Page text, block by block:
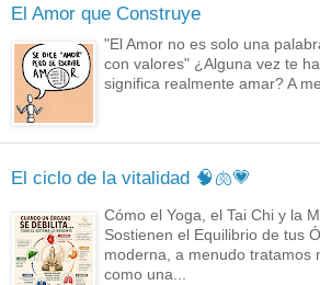
El Amor que Construye
"El Amor no es solo una
con valores" ¿Alguna vez te
significa realmente amar? A
El ciclo de la vitalidad 🧠🫁💗
Cómo el Yoga, el Tai Chi y la
Sostienen el Equilibrio de tus
moderna, a menudo tratamos
como una...